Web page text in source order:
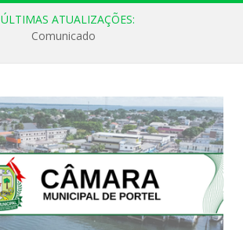
ÚLTIMAS ATUALIZAÇÕES:
Comunicado